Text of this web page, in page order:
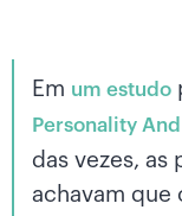
Em um estudo
Personality
das vezes, as
achavam que